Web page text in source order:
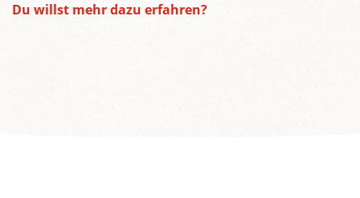
Du willst mehr dazu erfahren?